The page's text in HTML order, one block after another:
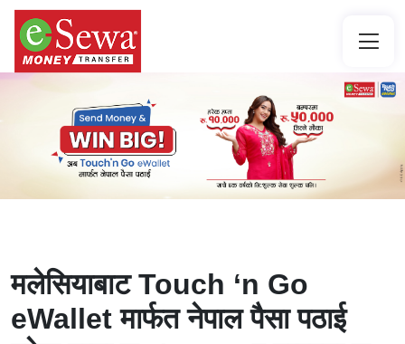
मलेसियाबाट Touch ‘n Go
eWallet मार्फत नेपाल पैसा पठाई